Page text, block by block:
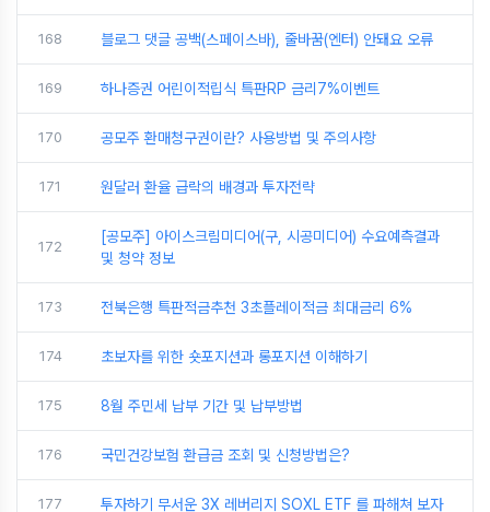
168 블로그 댓글 공백(스페이스바), 줄바꿈(엔터) 안돼요 오류
169 하나증권 어린이적립식 특판RP 금리7%이벤트
170 공모주 환매청구권이란? 사용방법 및 주의사항
171 원달러 환율 급락의 배경과 투자전략
172
[공모주] 아이스크림미디어(구, 시공미디어) 수요예측결과
및 청약 정보
173 전북은행 특판적금추천 3초플레이적금 최대금리 6%
174 초보자를 위한 숏포지션과 롱포지션 이해하기
175 8월 주민세 납부 기간 및 납부방법
176 국민건강보험 환급금 조회 및 신청방법은?
177 투자하기 무서운 3X 레버리지 SOXL ETF 를 파해쳐 보자